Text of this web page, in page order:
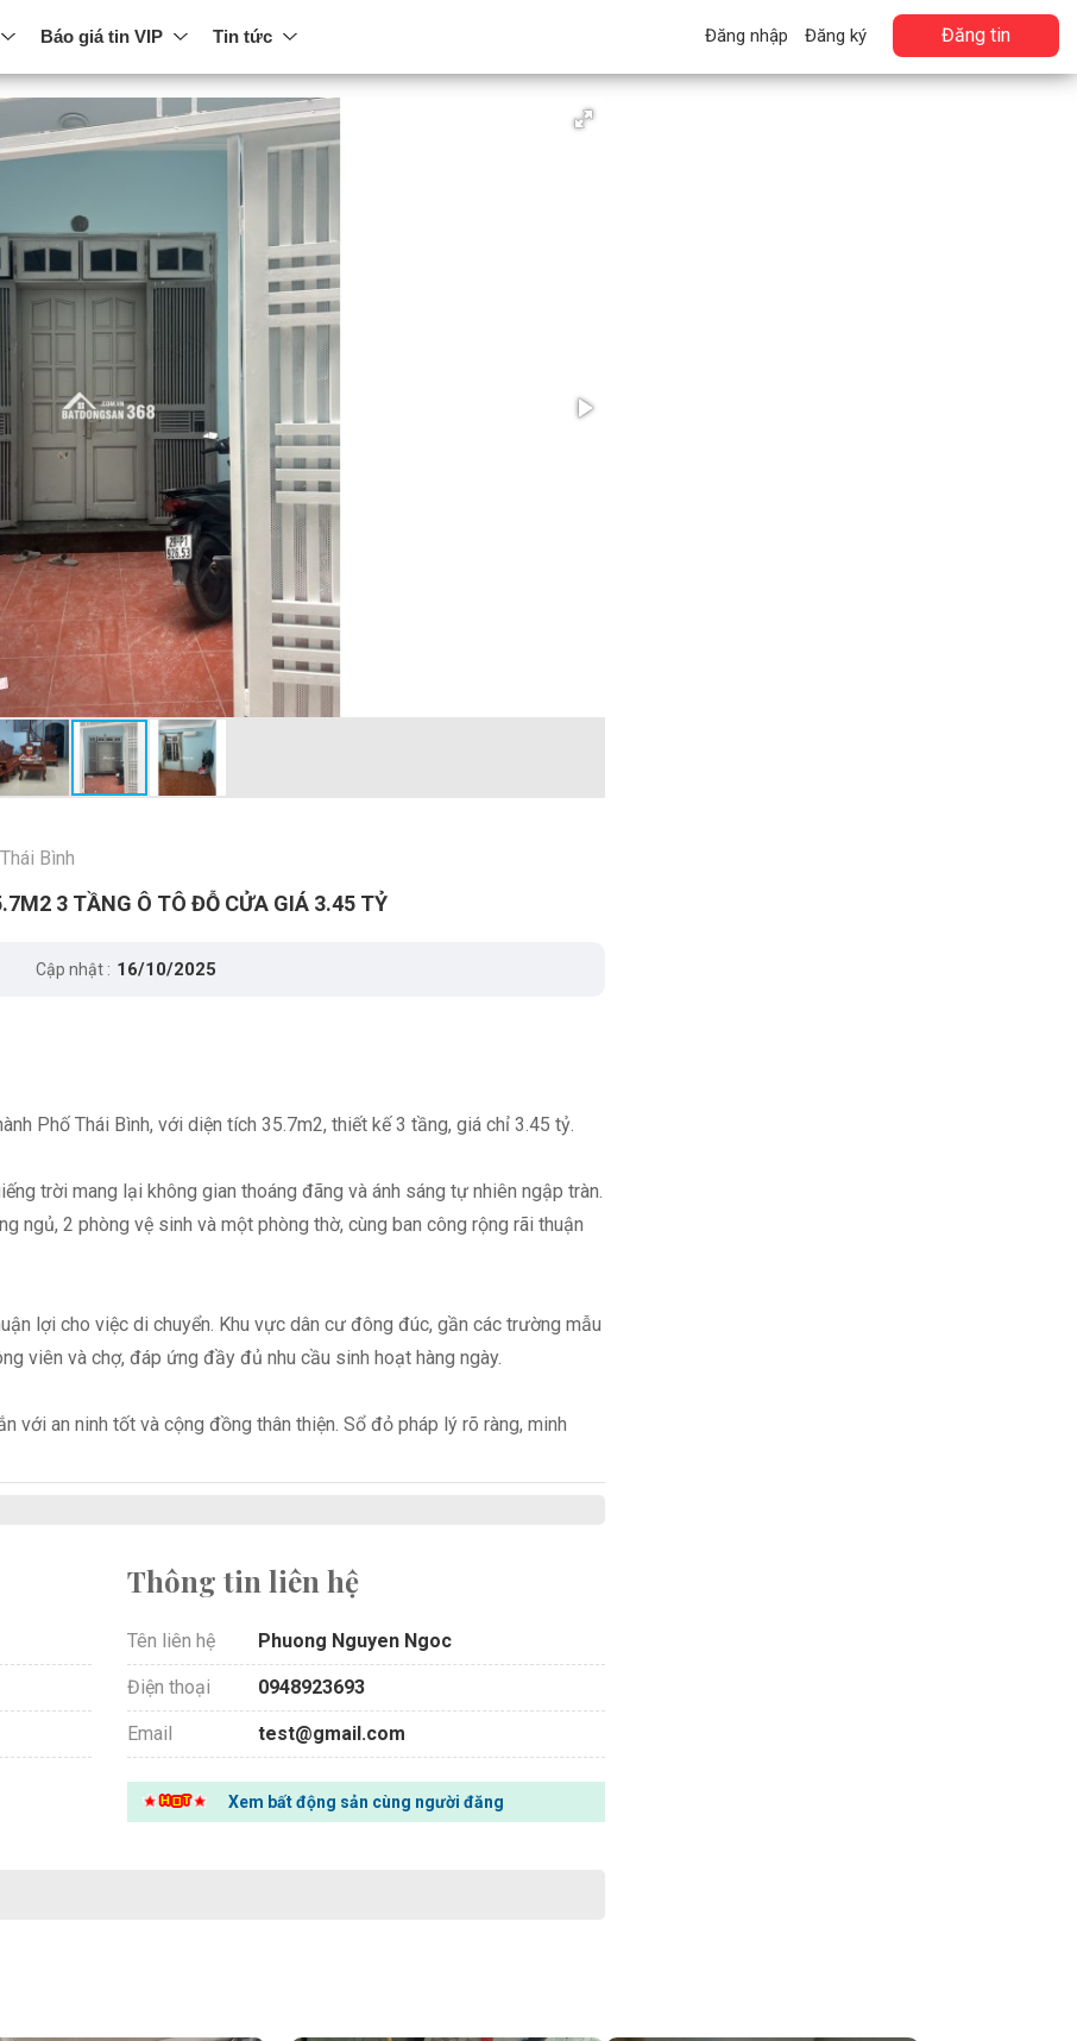
Đăng nhập Đăng ký Đăng tin
Báo giá tin VIP Tin tức
Thái Bình
3 TẦNG Ô TÔ ĐỖ CỬA GIÁ 3.45 TỶ
Cập nhật : 16/10/2025
Phố Thái Bình, với diện tích 35.7m2, thiết kế 3 tầng, giá chỉ 3.45 tỷ.
trời mang lại không gian thoáng đãng và ánh sáng tự nhiên ngập tràn.
ngủ, 2 phòng vệ sinh và một phòng thờ, cùng ban công rộng rãi thuận
lợi cho việc di chuyển. Khu vực dân cư đông đúc, gần các trường mẫu
viên và chợ, đáp ứng đầy đủ nhu cầu sinh hoạt hàng ngày.
với an ninh tốt và cộng đồng thân thiện. Sổ đỏ pháp lý rõ ràng, minh
Thông tin liên hệ
Tên liên hệ Phuong Nguyen Ngoc
Điện thoại 0948923693
Email test@gmail.com
Xem bất động sản cùng người đăng